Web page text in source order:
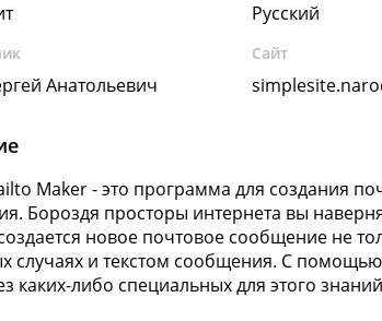
Русский
Анатольевич
Сайт
Maker - это программа для создания
Бороздя просторы интернета вы
новое почтовое сообщение не
случаях и текстом сообщения. С
каких-либо специальных для этого